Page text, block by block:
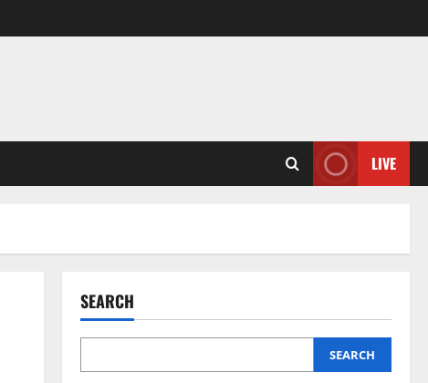
LIVE
SEARCH
SEARCH